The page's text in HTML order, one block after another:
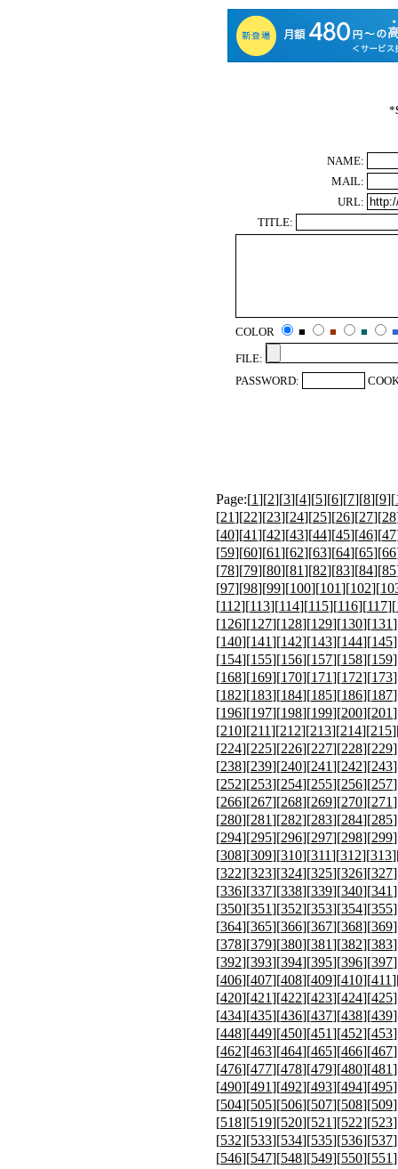
*
NAME:
MAIL:
URL:
TITLE:
COLOR ■ ■ ■
■
FILE:
PASSWORD:
Page:[1][2][3][4][5][6][7][8][9][
[21][22][23][24][25][26][27][28
[40][41][42][43][44][45][46][47
[59][60][61][62][63][64][65][66
[78][79][80][81][82][83][84][85
[97][98][99][100][101][102][
[112][113][114][115][116][117][
[126][127][128][129][130][131
[140][141][142][143][144][145
[154][155][156][157][158][159
[168][169][170][171][172][173
[182][183][184][185][186][187
[196][197][198][199][200][201
[210][211][212][213][214][215
[224][225][226][227][228][229
[238][239][240][241][242][243
[252][253][254][255][256][257
[266][267][268][269][270][271
[280][281][282][283][284][285
[294][295][296][297][298][299
[308][309][310][311][312][313
[322][323][324][325][326][327
[336][337][338][339][340][341
[350][351][352][353][354][355
[364][365][366][367][368][369
[378][379][380][381][382][383
[392][393][394][395][396][397
[406][407][408][409][410][411
[420][421][422][423][424][425
[434][435][436][437][438][439
[448][449][450][451][452][453
[462][463][464][465][466][467
[476][477][478][479][480][481
[490][491][492][493][494][495
[504][505][506][507][508][509
[518][519][520][521][522][523
[532][533][534][535][536][537
[546][547][548][549][550][551